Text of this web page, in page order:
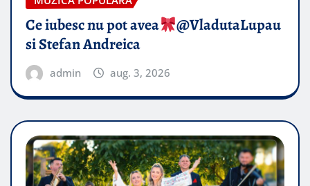
Ce iubesc nu pot avea
​@VladutaLupau
si Stefan Andreica
admin aug. 3, 2026